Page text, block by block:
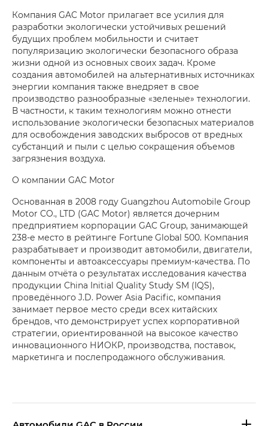
Компания GAC Motor прилагает все усилия для
разработки экологически устойчивых решений
будущих проблем мобильности и считает
популяризацию экологически безопасного образа
жизни одной из основных своих задач. Кроме
создания автомобилей на альтернативных источниках
энергии компания также внедряет в свое
производство разнообразные «зеленые» технологии.
В частности, к таким технологиям можно отнести
использование экологически безопасных материалов
для освобождения заводских выбросов от вредных
субстанций и пыли с целью сокращения объемов
загрязнения воздуха.
О компании GAC Motor
Основанная в 2008 году Guangzhou Automobile Group
Motor CO., LTD (GAC Motor) является дочерним
предприятием корпорации GAC Group, занимающей
238-е место в рейтинге Fortune Global 500. Компания
разрабатывает и производит автомобили, двигатели,
компоненты и автоаксессуары премиум-качества. По
данным отчёта о результатах исследования качества
продукции China Initial Quality Study SM (IQS),
проведённого J.D. Power Asia Pacific, компания
занимает первое место среди всех китайских
брендов, что демонстрирует успех корпоративной
стратегии, ориентированной на высокое качество
инновационного НИОКР, производства, поставок,
маркетинга и послепродажного обслуживания.